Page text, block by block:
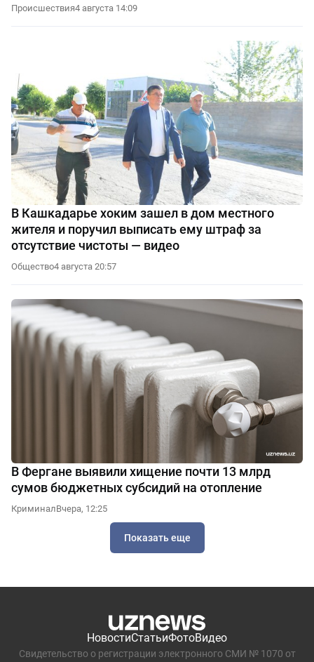
Происшествия4 августа 14:09
В Кашкадарье хоким зашел в дом местного
жителя и поручил выписать ему штраф за
отсутствие чистоты — видео
Общество4 августа 20:57
В Фергане выявили хищение почти 13 млрд
сумов бюджетных субсидий на отопление
КриминалВчера, 12:25
Показать еще
НовостиСтатьиФотоВидео
Свидетельство о регистрации электронного СМИ № 1070 от